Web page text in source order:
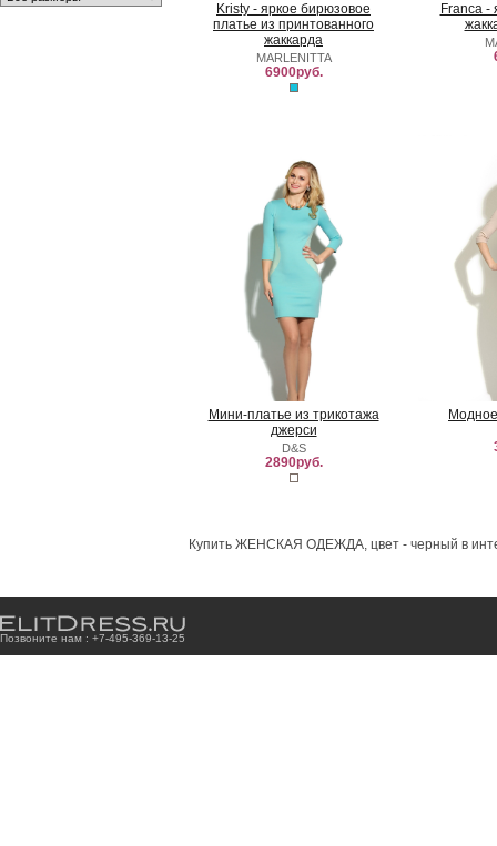
Kristy - яркое бирюзовое
платье из принтованного
жаккарда
MARLENITTA
6900руб.
Franca -
Мини-платье из трикотажа
джерси
D&S
2890руб.
Купить ЖЕНСКАЯ ОДЕЖДА, цвет - черный в
Позвоните нам : +7-495-369-13-25